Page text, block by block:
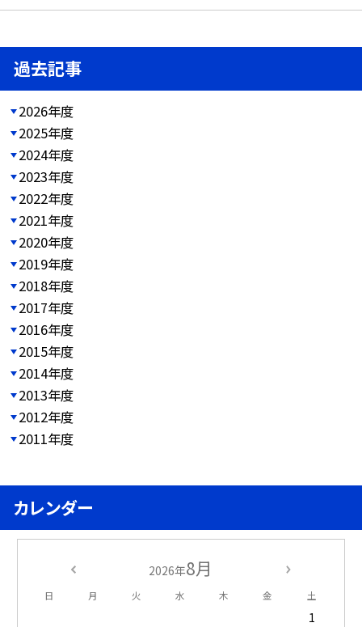
過去記事
2026年度
2025年度
2024年度
2023年度
2022年度
2021年度
2020年度
2019年度
2018年度
2017年度
2016年度
2015年度
2014年度
2013年度
2012年度
2011年度
カレンダー
2026年8月
日 月 火 水 木 金 土
1